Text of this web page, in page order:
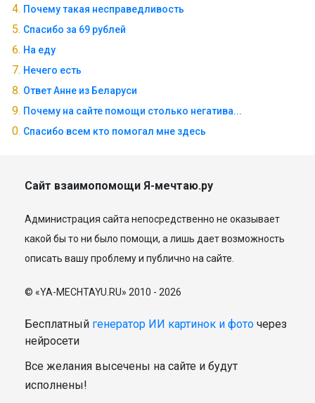
Почему такая несправедливость
Спасибо за 69 рублей
На еду
Нечего есть
Ответ Анне из Беларуси
Почему на сайте помощи столько негатива...
Спасибо всем кто помогал мне здесь
Сайт взаимопомощи Я-мечтаю.ру
Администрация сайта непосредственно не оказывает
какой бы то ни было помощи, а лишь дает возможность
описать вашу проблему и публично на сайте.
© «YA-MECHTAYU.RU» 2010 - 2026
Бесплатный генератор ИИ картинок и фото через
нейросети
Все желания высечены на сайте и будут
исполнены!